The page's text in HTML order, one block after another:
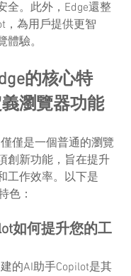
全。此外，Edge還整
，為用戶提供更智
驗。
的核心特
瀏覽器功能
僅是一個普通的瀏覽
創新功能，旨在提升
工作效率。以下是
色：
如何提升您的工
的AI助手Copilot是其